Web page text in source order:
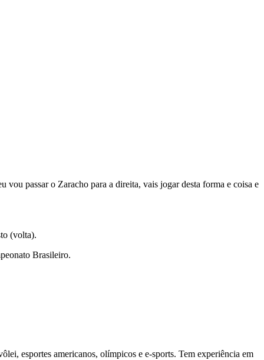
vou passar o Zaracho para a direita, vais jogar desta forma e coisa e
(volta).
Brasileiro.
esportes americanos, olímpicos e e-sports. Tem experiência em